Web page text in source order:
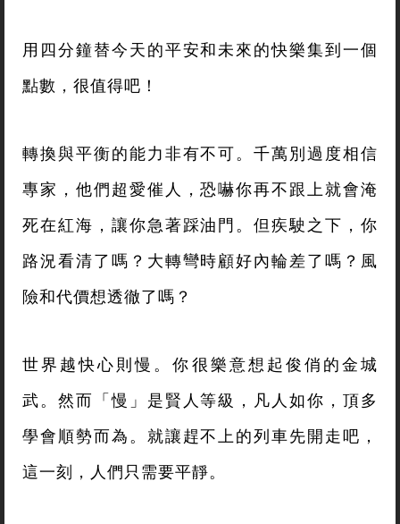
用四分鐘替今天的平安和未來的快樂集到一個
點數，很值得吧！
轉換與平衡的能力非有不可。千萬別過度相信
專家，他們超愛催人，恐嚇你再不跟上就會淹
死在紅海，讓你急著踩油門。但疾駛之下，你
路況看清了嗎？大轉彎時顧好內輪差了嗎？風
險和代價想透徹了嗎？
世界越快心則慢。你很樂意想起俊俏的金城
武。然而「慢」是賢人等級，凡人如你，頂多
學會順勢而為。就讓趕不上的列車先開走吧，
這一刻，人們只需要平靜。